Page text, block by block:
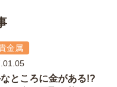
金属
ところに金がある!?